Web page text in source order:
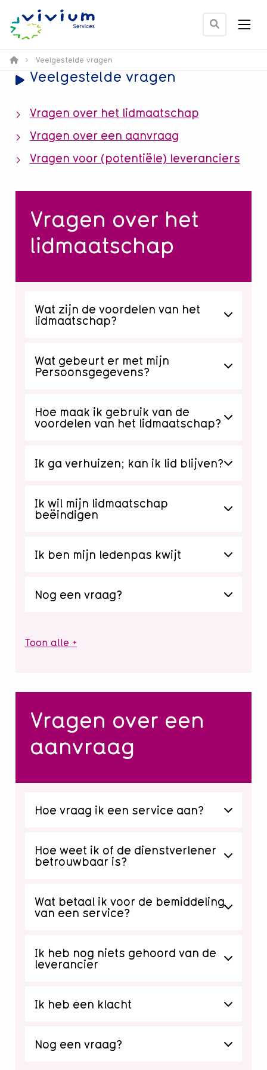
Ga
Menu
> Veelgestelde vragen
Veelgestelde vragen
Vragen over het lidmaatschap
Vragen over een aanvraag
Vragen voor (potentiële) leveranciers
Vragen over het
lidmaatschap
Wat zijn de voordelen van het
lidmaatschap?
Wat gebeurt er met mijn
Persoonsgegevens?
Hoe maak ik gebruik van de
voordelen van het lidmaatschap?
Ik ga verhuizen; kan ik lid blijven?
Ik wil mijn lidmaatschap
beëindigen
Ik ben mijn ledenpas kwijt
Nog een vraag?
Toon alle +
Vragen over een
aanvraag
Hoe vraag ik een service aan?
Hoe weet ik of de dienstverlener
betrouwbaar is?
Wat betaal ik voor de bemiddeling
van een service?
Ik heb nog niets gehoord van de
leverancier
Ik heb een klacht
Nog een vraag?